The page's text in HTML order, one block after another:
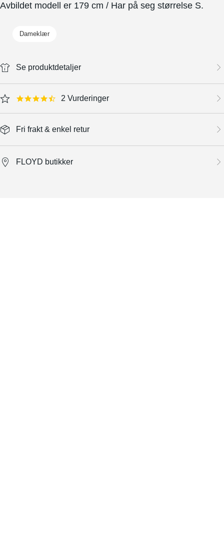
Avbildet modell er 179 cm / Har på seg størrelse S.
Dameklær
Se produktdetaljer
4.5 star rating 2 Vurderinger
Fri frakt & enkel retur
FLOYD butikker